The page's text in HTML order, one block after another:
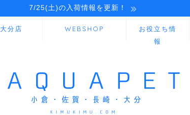
7/25(土)の入荷情報を更新！
大分店 WEBSHOP
お役立ち情
報